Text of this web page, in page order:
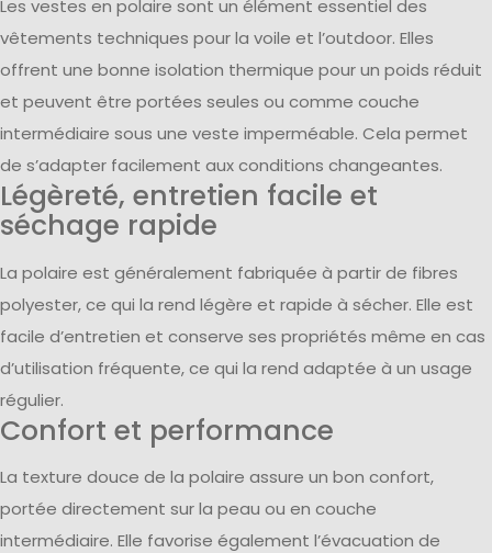
Les vestes en polaire sont un élément essentiel des
vêtements techniques pour la voile et l’outdoor. Elles
offrent une bonne isolation thermique pour un poids réduit
et peuvent être portées seules ou comme couche
intermédiaire sous une veste imperméable. Cela permet
de s’adapter facilement aux conditions changeantes.
Légèreté, entretien facile et
séchage rapide
La polaire est généralement fabriquée à partir de fibres
polyester, ce qui la rend légère et rapide à sécher. Elle est
facile d’entretien et conserve ses propriétés même en cas
d’utilisation fréquente, ce qui la rend adaptée à un usage
régulier.
Confort et performance
La texture douce de la polaire assure un bon confort,
portée directement sur la peau ou en couche
intermédiaire. Elle favorise également l’évacuation de